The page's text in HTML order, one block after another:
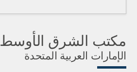
مكتب الشرق الأوسط
الإمارات العربية المتحدة